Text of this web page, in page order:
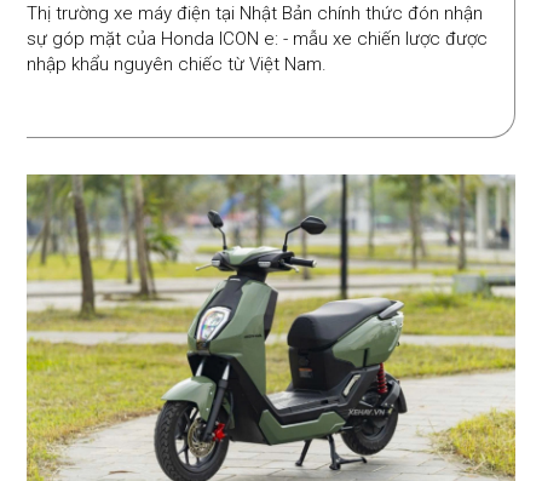
Thị trường xe máy điện tại Nhật Bản chính thức đón nhận
sự góp mặt của Honda ICON e: - mẫu xe chiến lược được
nhập khẩu nguyên chiếc từ Việt Nam.